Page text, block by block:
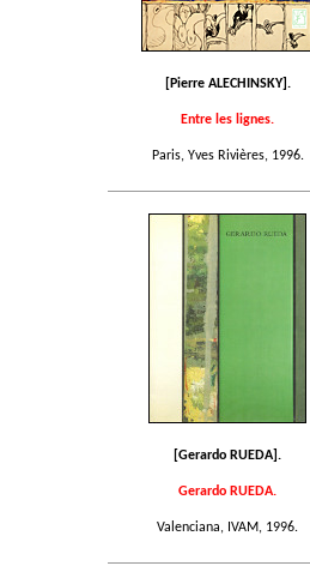
[Pierre ALECHINSKY].
Entre les lignes.
Paris, Yves Rivières, 1996.
[Gerardo RUEDA].
Gerardo RUEDA.
Valenciana, IVAM, 1996.